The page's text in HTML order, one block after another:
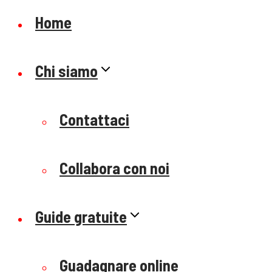
Home
Chi siamo
Contattaci
Collabora con noi
Guide gratuite
Guadagnare online